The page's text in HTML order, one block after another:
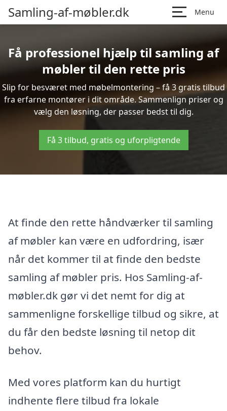
Samling-af-møbler.dk Menu
Få professionel hjælp til samling af
møbler til den rette pris
Slip for besværet med møbelmontering – få 3 gratis tilbud
fra erfarne montører i dit område. Sammenlign priser og
vælg den løsning, der passer bedst til dig.
Få 3 tilbud, gratis og uforpligtende
At finde den rette håndværker til samling
af møbler kan være en udfordring, især
når det kommer til at finde den bedste
samling af møbler pris. Hos Samling-af-
møbler.dk gør vi det nemt for dig at
sammenligne forskellige tilbud og sikre, at
du får den bedste løsning til netop dit
behov.
Med vores platform kan du hurtigt
indhente flere tilbud fra lokale